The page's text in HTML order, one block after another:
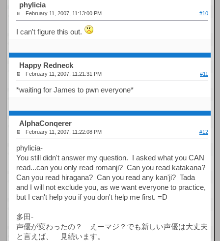
phylicia
February 11, 2007, 11:13:00 PM #10
I can't figure this out.
Happy Redneck
February 11, 2007, 11:21:31 PM #11
*waiting for James to pwn everyone*
AlphaConqerer
February 11, 2007, 11:22:08 PM #12
phylicia-
You still didn't answer my question. I asked what you CAN
read...can you only read romanji? Can you read katakana?
Can you read hiragana? Can you read any kan'ji? Tada
and I will not exclude you, as we want everyone to practice,
but I can't help you if you don't help me first. =D
多田-
声優が変わったの？ えーマジ？でも新しい声優は大丈夫
と言えば、 見続います。